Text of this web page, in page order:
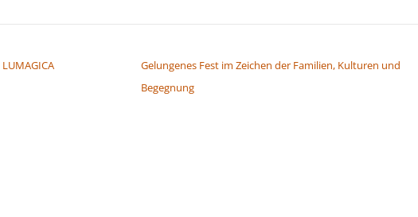
Gelungenes Fest im Zeichen der Familien, Kulturen und
Begegnung